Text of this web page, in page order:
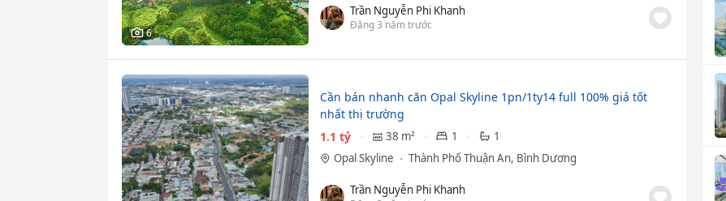
6
Trần Nguyễn Phi Khanh
Đăng 3 năm trước
Cần bán nhanh căn Opal Skyline 1pn/1ty14 full 100% giá tốt
nhất thị trường
1.1 tỷ
38 m² 1
1
Opal Skyline
Thành Phố Thuận An, Bình Dương
Trần Nguyễn Phi Khanh